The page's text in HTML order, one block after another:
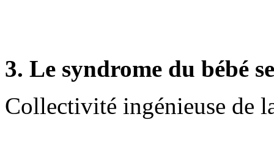
3. Le syndrome du bébé
Collectivité ingénieuse de